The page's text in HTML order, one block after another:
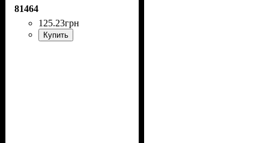
81464
125.23грн
Купить